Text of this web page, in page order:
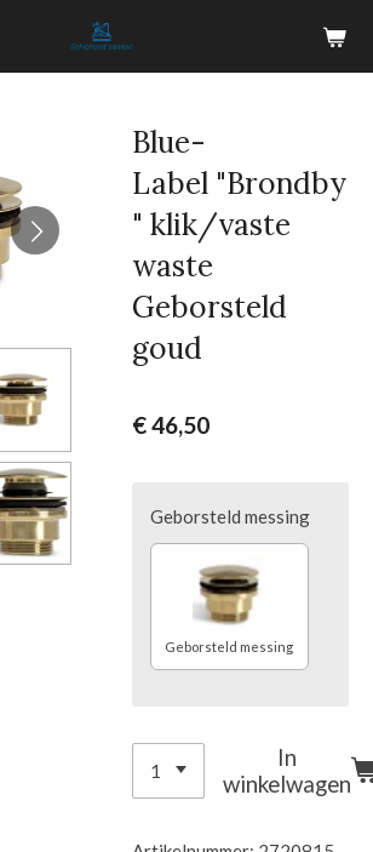
Blue-
Label "Brondby
" klik/vaste
waste
Geborsteld
goud
€ 46,50
Geborsteld messing
Geborsteld messing
In
winkelwagen